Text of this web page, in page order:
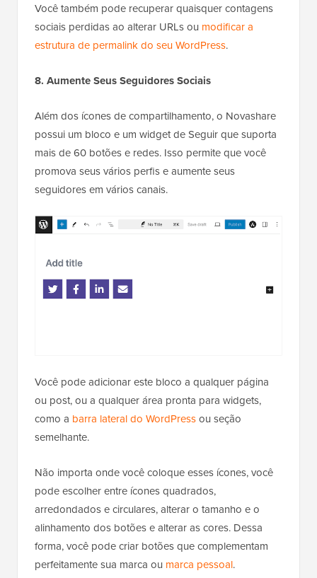
Você também pode recuperar quaisquer contagens
sociais perdidas ao alterar URLs ou modificar a
estrutura de permalink do seu WordPress.
8. Aumente Seus Seguidores Sociais
Além dos ícones de compartilhamento, o Novashare
possui um bloco e um widget de Seguir que suporta
mais de 60 botões e redes. Isso permite que você
promova seus vários perfis e aumente seus
seguidores em vários canais.
Você pode adicionar este bloco a qualquer página
ou post, ou a qualquer área pronta para widgets,
como a barra lateral do WordPressou seção
semelhante.
Não importa onde você coloque esses ícones, você
pode escolher entre ícones quadrados,
arredondados e circulares, alterar o tamanho e o
alinhamento dos botões e alterar as cores. Dessa
forma, você pode criar botões que complementam
perfeitamente sua marca ou marca pessoal.